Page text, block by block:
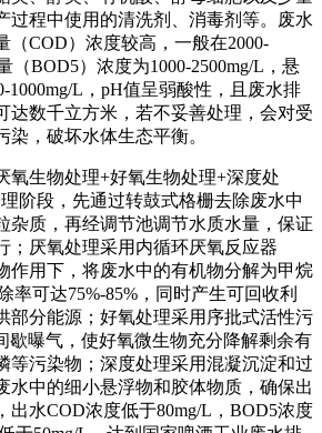
过程中使用的清洗剂、消毒剂等。废水
（COD）浓度较高，一般在2000-
（BOD5）浓度为1000-2500mg/L，悬
1000mg/L，pH值呈弱酸性，且废水排
达数千立方米，若不妥善处理，会对受
，破坏水体生态平衡。
氧生物处理+好氧生物处理+深度处
阶段，先通过转鼓式格栅去除废水中
杂质，再经调节池调节水质水量，保证
；厌氧处理采用内循环厌氧反应器
作用下，将废水中的有机物分解为甲烷
率可达75%-85%，同时产生可回收利
部分能源；好氧处理采用序批式活性污
歇曝气，使好氧微生物充分降解剩余有
等污染物；深度处理采用混凝沉淀和过
水中的细小悬浮物和胶体物质，确保出
出水COD浓度低于80mg/L，BOD5浓度